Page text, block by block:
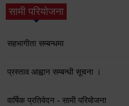
सामी परियोजना
(active tab)
सहभागीता सम्बन्धमा
प्रस्ताव आह्वान सम्बन्धी सूचना ।
वार्षिक प्रतिवेदन - सामी परियोजना